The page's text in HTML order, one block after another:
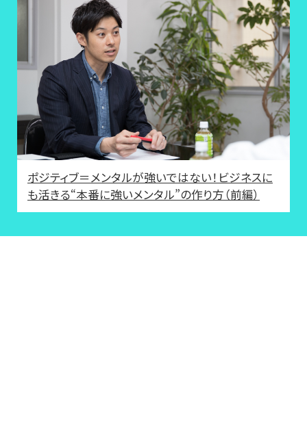
ポジティブ＝メンタルが強いではない！ビジネスに
も活きる“本番に強いメンタル”の作り方（前編）